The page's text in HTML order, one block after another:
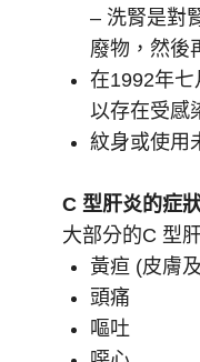
– 洗腎是對
廢物，然後
在1992年
以存在受感
紋身或使用
C 型肝炎的症
大部分的C 型
黃疸 (皮膚
頭痛
嘔吐